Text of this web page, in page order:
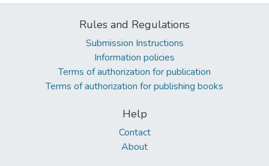
Rules and Regulations
Submission Instructions
Information policies
Terms of authorization for publication
Terms of authorization for publishing books
Help
Contact
About